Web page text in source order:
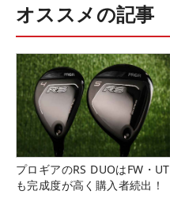
オススメの記事
プロギアのRS DUOはFW・UT
も完成度が高く購入者続出！